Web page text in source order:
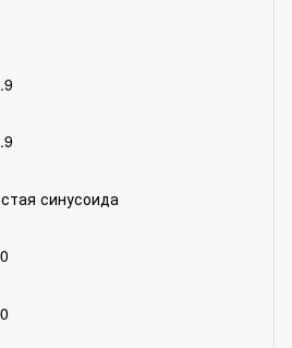
синусоида